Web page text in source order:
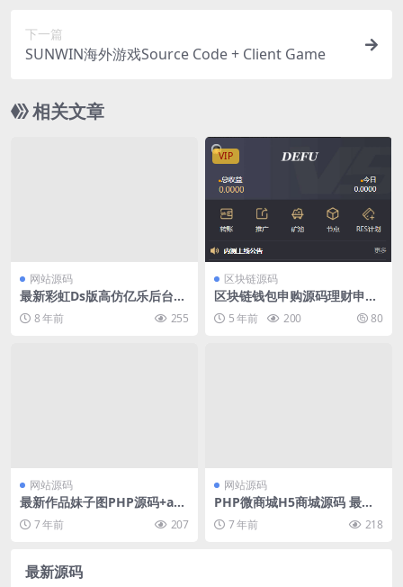
下一篇
SUNWIN海外游戏Source Code + Client Game
相关文章
网站源码
最新彩虹Ds版高仿亿乐后台模
板 8 年前 255
VIP
区块链源码
区块链钱包申购源码理财申购
收益虚拟币矿机虚拟币交易
5 年前 200 80
网站源码
最新作品妹子图PHP源码+api
接口7 年前 207
网站源码
PHP微商城H5商城源码 最新
微商城系统源码 可封装成app
带安装教程
7 年前 218
最新源码